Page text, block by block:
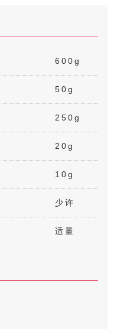
600g
50g
250g
20g
10g
少许
适量